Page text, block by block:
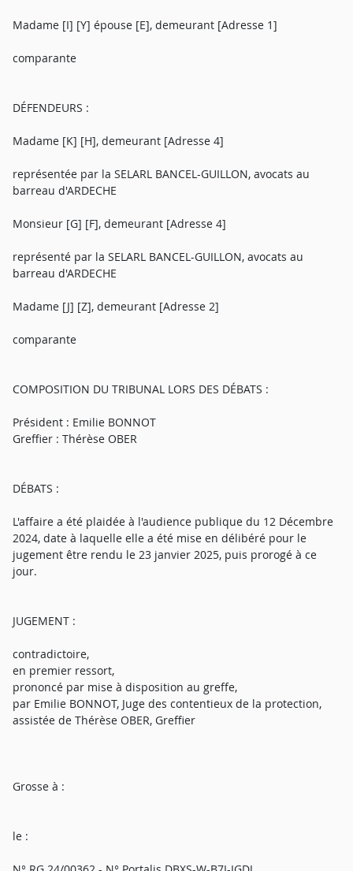
Madame [I] [Y] épouse [E], demeurant [Adresse 1]
comparante
DÉFENDEURS :
Madame [K] [H], demeurant [Adresse 4]
représentée par la SELARL BANCEL-GUILLON, avocats au
barreau d'ARDECHE
Monsieur [G] [F], demeurant [Adresse 4]
représenté par la SELARL BANCEL-GUILLON, avocats au
barreau d'ARDECHE
Madame [J] [Z], demeurant [Adresse 2]
comparante
COMPOSITION DU TRIBUNAL LORS DES DÉBATS :
Président : Emilie BONNOT
Greffier : Thérèse OBER
DÉBATS :
L'affaire a été plaidée à l'audience publique du 12 Décembre
2024, date à laquelle elle a été mise en délibéré pour le
jugement être rendu le 23 janvier 2025, puis prorogé à ce
jour.
JUGEMENT :
contradictoire,
en premier ressort,
prononcé par mise à disposition au greffe,
par Emilie BONNOT, Juge des contentieux de la protection,
assistée de Thérèse OBER, Greffier
Grosse à :
le :